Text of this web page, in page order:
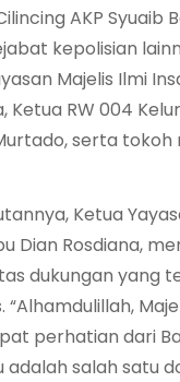
AKP Syuaib
kepolisian
Majelis Ilmi
Ketua RW 004
serta
Ketua
Dian Rosdiana,
dukungan yang
“Alhamdulillah,
perhatian dari
adalah salah satu